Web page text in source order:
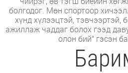
болгодог. Мөн спортоор
хүнд хүлээцтэй, тэвчээртэй,
ажиллаж чаддаг болох гээд
олон бий" гэсэн